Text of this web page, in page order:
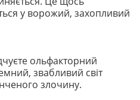
у ворожий, захопливий
ольфакторний
звабливий світ
злочину.